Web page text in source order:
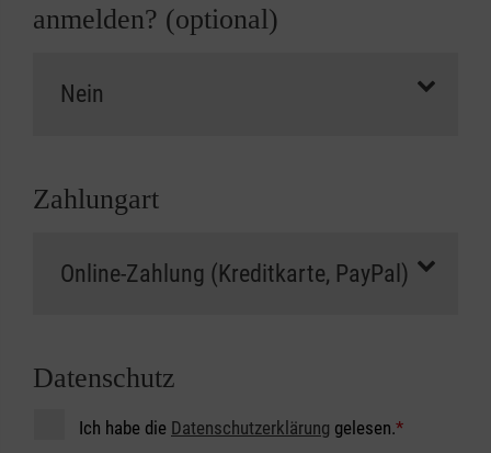
anmelden? (optional)
Zahlungart
Datenschutz
Ich habe die Datenschutzerklärung gelesen.*